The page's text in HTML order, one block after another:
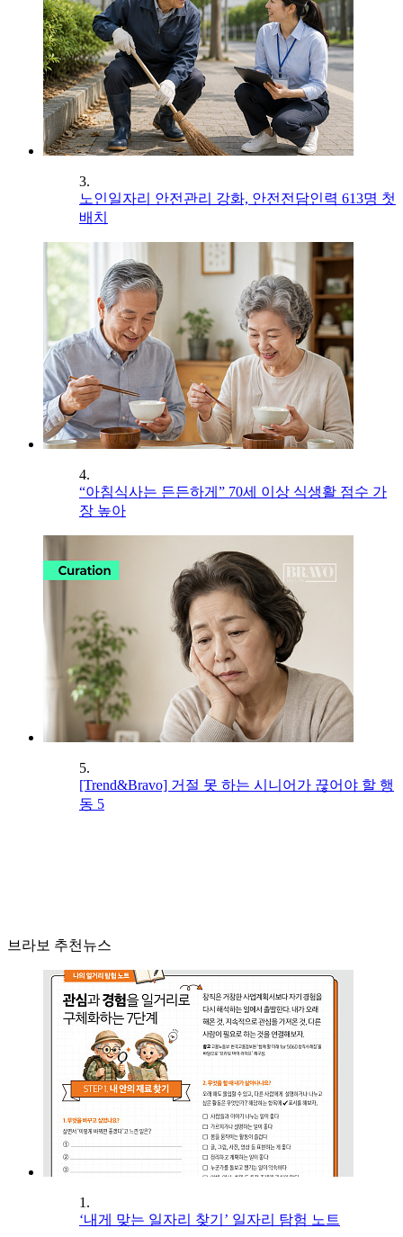
3.
노인일자리 안전관리 강화, 안전전담인력 613명 첫
배치
4.
“아침식사는 든든하게” 70세 이상 식생활 점수 가
장 높아
5.
[Trend&Bravo] 거절 못 하는 시니어가 끊어야 할 행
동 5
브라보 추천뉴스
1.
‘내게 맞는 일자리 찾기’ 일자리 탐험 노트